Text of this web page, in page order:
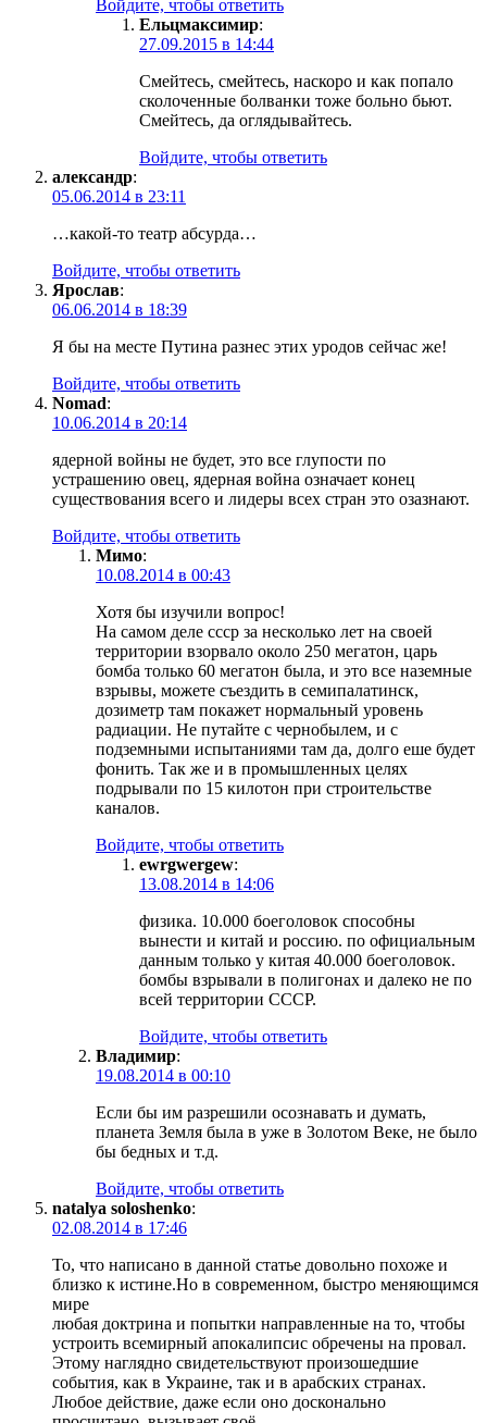
Войдите, чтобы ответить
Ельцмаксимир:
27.09.2015 в 14:44
Смейтесь, смейтесь, наскоро и как попало
сколоченные болванки тоже больно бьют.
Смейтесь, да оглядывайтесь.
Войдите, чтобы ответить
александр:
05.06.2014 в 23:11
…какой-то театр абсурда…
Войдите, чтобы ответить
Ярослав:
06.06.2014 в 18:39
Я бы на месте Путина разнес этих уродов сейчас же!
Войдите, чтобы ответить
Nomad:
10.06.2014 в 20:14
ядерной войны не будет, это все глупости по
устрашению овец, ядерная война означает конец
существования всего и лидеры всех стран это озазнают.
Войдите, чтобы ответить
Мимо:
10.08.2014 в 00:43
Хотя бы изучили вопрос!
На самом деле ссср за несколько лет на своей
территории взорвало около 250 мегатон, царь
бомба только 60 мегатон была, и это все наземные
взрывы, можете съездить в семипалатинск,
дозиметр там покажет нормальный уровень
радиации. Не путайте с чернобылем, и с
подземными испытаниями там да, долго еше будет
фонить. Так же и в промышленных целях
подрывали по 15 килотон при строительстве
каналов.
Войдите, чтобы ответить
ewrgwergew:
13.08.2014 в 14:06
физика. 10.000 боеголовок способны
вынести и китай и россию. по официальным
данным только у китая 40.000 боеголовок.
бомбы взрывали в полигонах и далеко не по
всей территории СССР.
Войдите, чтобы ответить
Владимир:
19.08.2014 в 00:10
Если бы им разрешили осознавать и думать,
планета Земля была в уже в Золотом Веке, не было
бы бедных и т.д.
Войдите, чтобы ответить
natalya soloshenko:
02.08.2014 в 17:46
То, что написано в данной статье довольно похоже и
близко к истине.Но в современном, быстро меняющимся
мире
любая доктрина и попытки направленные на то, чтобы
устроить всемирный апокалипсис обречены на провал.
Этому наглядно свидетельствуют произошедшие
события, как в Украине, так и в арабских странах.
Любое действие, даже если оно досконально